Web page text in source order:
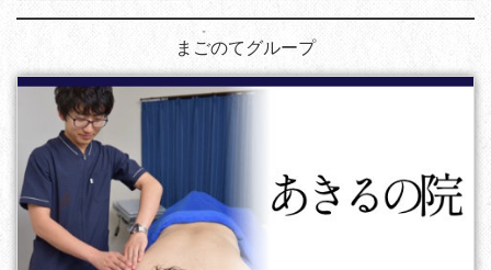
まごのてグループ